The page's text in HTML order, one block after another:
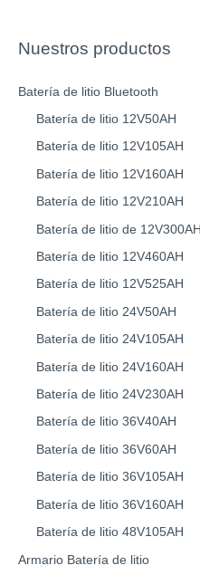
Nuestros productos
Batería de litio Bluetooth
Batería de litio 12V50AH
Batería de litio 12V105AH
Batería de litio 12V160AH
Batería de litio 12V210AH
Batería de litio de 12V300AH
Batería de litio 12V460AH
Batería de litio 12V525AH
Batería de litio 24V50AH
Batería de litio 24V105AH
Batería de litio 24V160AH
Batería de litio 24V230AH
Batería de litio 36V40AH
Batería de litio 36V60AH
Batería de litio 36V105AH
Batería de litio 36V160AH
Batería de litio 48V105AH
Armario Batería de litio